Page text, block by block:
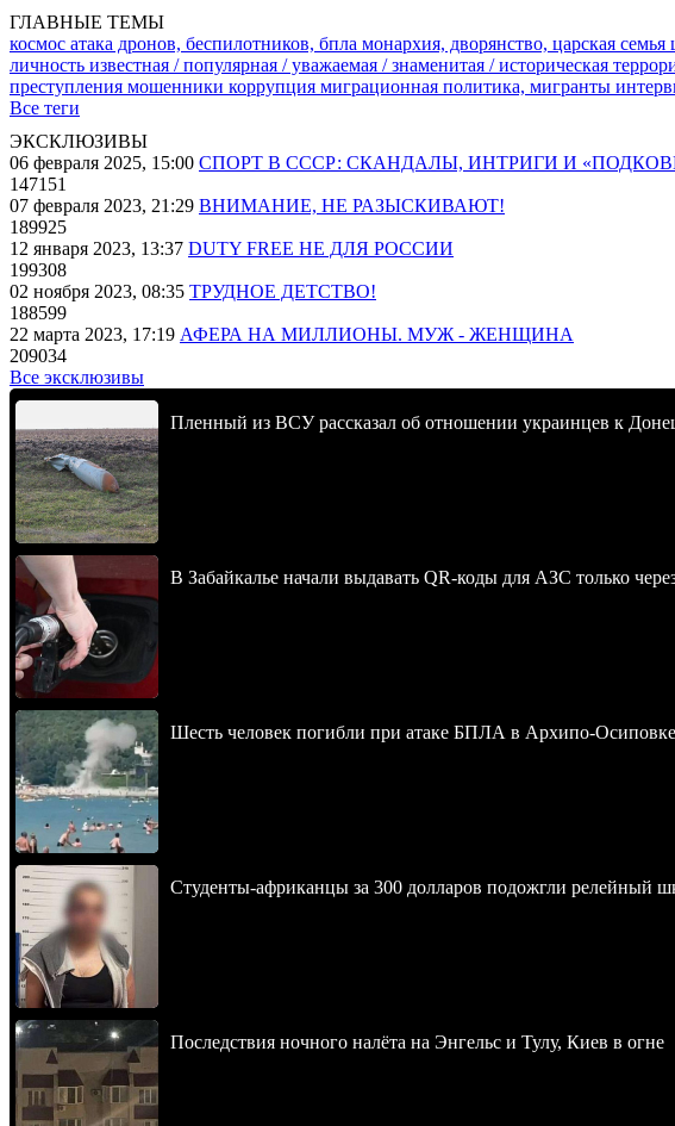
ГЛАВНЫЕ ТЕМЫ
космос атака дронов, беспилотников, бпла монархия, дворянство, царская семья
личность известная / популярная / уважаемая / знаменитая / историческая
преступления мошенники коррупция миграционная политика, мигранты
Все теги
ЭКСКЛЮЗИВЫ
06 февраля 2025, 15:00 СПОРТ В СССР: СКАНДАЛЫ, ИНТРИГИ И
147151
07 февраля 2023, 21:29 ВНИМАНИЕ, НЕ РАЗЫСКИВАЮТ!
189925
12 января 2023, 13:37 DUTY FREE НЕ ДЛЯ РОССИИ
199308
02 ноября 2023, 08:35 ТРУДНОЕ ДЕТСТВО!
188599
22 марта 2023, 17:19 АФЕРА НА МИЛЛИОНЫ. МУЖ - ЖЕНЩИНА
209034
Все эксклюзивы
Пленный из ВСУ рассказал об отношении украинцев к
В Забайкалье начали выдавать QR-коды для АЗС только
Шесть человек погибли при атаке БПЛА в Архипо-
Студенты-африканцы за 300 долларов подожгли релейный
Последствия ночного налёта на Энгельс и Тулу, Киев в огне